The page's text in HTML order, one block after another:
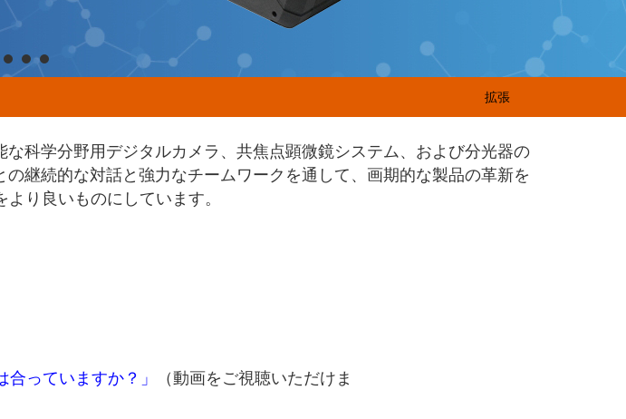
拡張
科学分野用デジタルカメラ、共焦点顕微鏡システム、および分光器の
継続的な対話と強力なチームワークを通して、画期的な製品の革新を
り良いものにしています。
っていますか？」
（動画をご視聴いただけま